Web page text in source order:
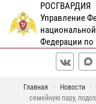
РОСГВАРДИЯ
Управление
Федерации по
Главная Новости
семейную пару,